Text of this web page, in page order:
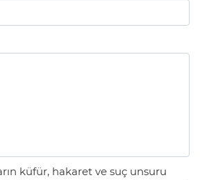
küfür, hakaret ve suç unsuru